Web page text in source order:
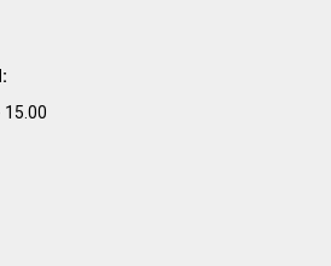
15.00